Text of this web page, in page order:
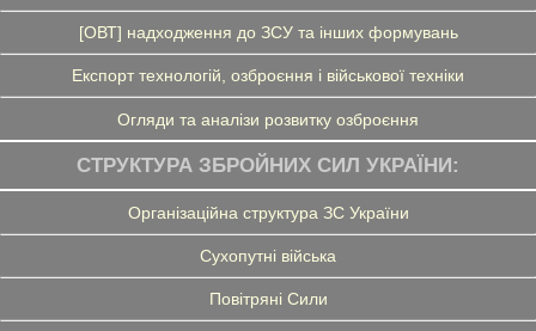
[ОВТ] надходження до ЗСУ та інших формувань
Експорт технологій, озброєння і військової техніки
Огляди та аналізи розвитку озброєння
СТРУКТУРА ЗБРОЙНИХ СИЛ УКРАЇНИ:
Організаційна структура ЗС України
Сухопутні війська
Повітряні Сили